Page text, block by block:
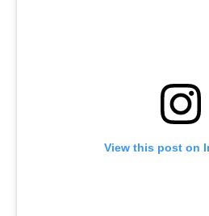
View this post on